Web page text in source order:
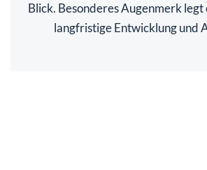
Blick. Besonderes Augenmerk
langfristige Entwicklung und